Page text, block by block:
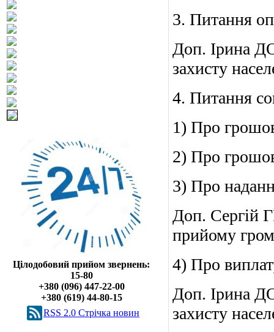
Цілодобовий прийом звернень:
15-80
+380 (096) 447-22-00
+380 (619) 44-80-15
RSS 2.0 Cтрічка новин
3. Питання
Доп. Ірина
захисту
4. Питання
1) Про
2) Про
3) Про
Доп. Сергій
прийому
4) Про
Доп. Ірина
захисту